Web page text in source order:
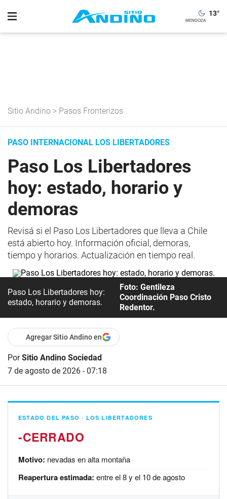
13°
Sitio Andino > Pasos Fronterizos
PASO INTERNACIONAL LOS LIBERTADORES
Paso Los Libertadores
hoy: estado, horario y
demoras
Revisá si el Paso Los Libertadores que lleva a Chile
está abierto hoy. Información oficial, demoras,
tiempo y horarios. Actualización en tiempo real.
Paso Los Libertadores hoy:
estado, horario y demoras.
Foto: Gentileza
Coordinación Paso Cristo
Redentor.
Agregar Sitio Andino en
PorSitio Andino Sociedad
7 de agosto de 2026 - 07:18
ESTADO DEL PASO · LOS LIBERTADORES
-
Motivo: nevadas en alta montaña
Reapertura estimada: entre el 8 y el 10 de agosto